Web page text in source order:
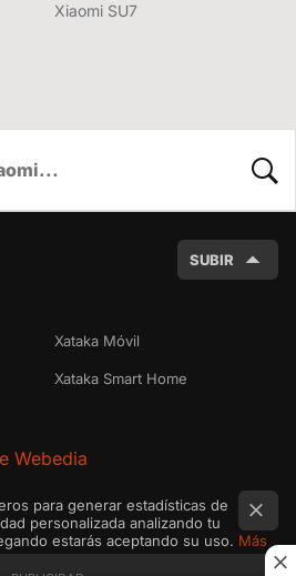
Xiaomi SU7
SUBIR
Xataka Móvil
Xataka Smart Home
Webedia
para generar estadísticas de
personalizada analizando tu
estarás aceptando su uso. Más